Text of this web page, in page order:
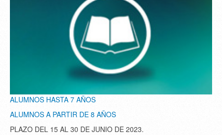
ALUMNOS HASTA 7 AÑOS
ALUMNOS A PARTIR DE 8 AÑOS
PLAZO DEL 15 AL 30 DE JUNIO DE 2023.